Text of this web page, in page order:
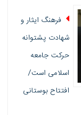
فرهنگ ایثار و
شهادت پشتوانه
حرکت جامعه
اسلامی است/
افتتاح بوستانی